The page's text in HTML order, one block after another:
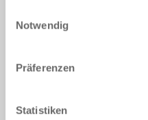
Notwendig
Präferenzen
Statistiken
|Weitere Farben
Angebot anfordern